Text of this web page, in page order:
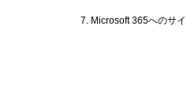
7. Microsoft 365へのサ